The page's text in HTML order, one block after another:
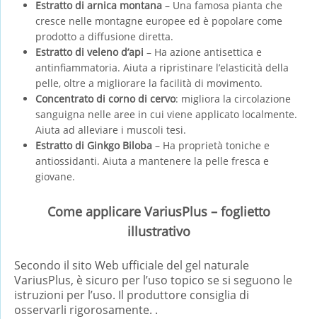
Estratto di arnica montana – Una famosa pianta che
cresce nelle montagne europee ed è popolare come
prodotto a diffusione diretta.
Estratto di veleno d’api – Ha azione antisettica e
antinfiammatoria. Aiuta a ripristinare l’elasticità della
pelle, oltre a migliorare la facilità di movimento.
Concentrato di corno di cervo: migliora la circolazione
sanguigna nelle aree in cui viene applicato localmente.
Aiuta ad alleviare i muscoli tesi.
Estratto di Ginkgo Biloba – Ha proprietà toniche e
antiossidanti. Aiuta a mantenere la pelle fresca e
giovane.
Come applicare VariusPlus – foglietto
illustrativo
Secondo il sito Web ufficiale del gel naturale
VariusPlus, è sicuro per l’uso topico se si seguono le
istruzioni per l’uso. Il produttore consiglia di
osservarli rigorosamente. .